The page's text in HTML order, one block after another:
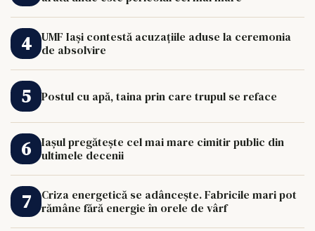
UMF Iași contestă acuzațiile aduse la ceremonia
de absolvire
Postul cu apă, taina prin care trupul se reface
Iașul pregătește cel mai mare cimitir public din
ultimele decenii
Criza energetică se adâncește. Fabricile mari pot
rămâne fără energie în orele de vârf